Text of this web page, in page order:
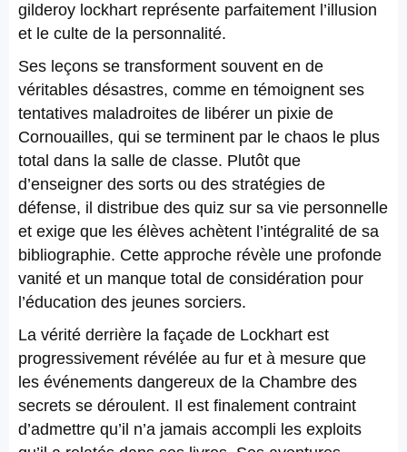
gilderoy lockhart représente parfaitement l’illusion
et le culte de la personnalité.
Ses leçons se transforment souvent en de
véritables désastres, comme en témoignent ses
tentatives maladroites de libérer un pixie de
Cornouailles, qui se terminent par le chaos le plus
total dans la salle de classe. Plutôt que
d’enseigner des sorts ou des stratégies de
défense, il distribue des quiz sur sa vie personnelle
et exige que les élèves achètent l’intégralité de sa
bibliographie. Cette approche révèle une profonde
vanité et un manque total de considération pour
l’éducation des jeunes sorciers.
La vérité derrière la façade de Lockhart est
progressivement révélée au fur et à mesure que
les événements dangereux de la Chambre des
secrets se déroulent. Il est finalement contraint
d’admettre qu’il n’a jamais accompli les exploits